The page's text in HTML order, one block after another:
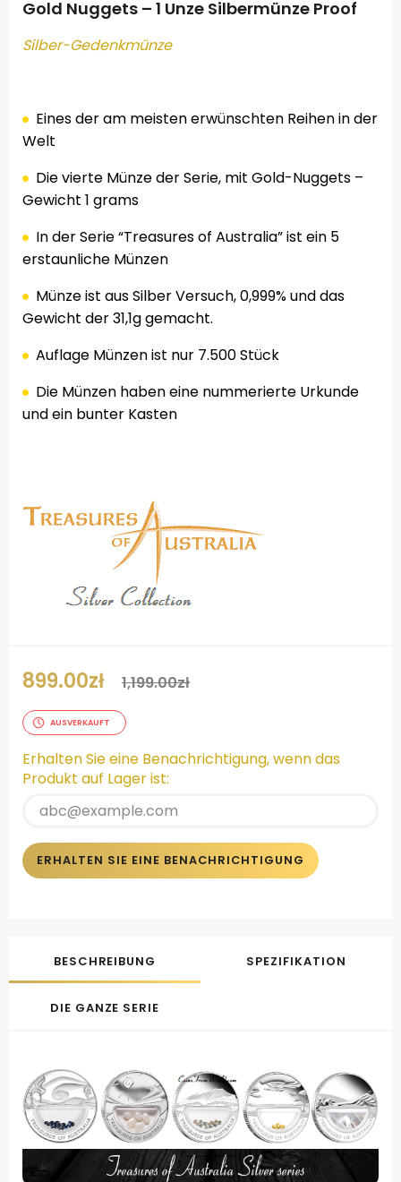
Gold Nuggets – 1 Unze Silbermünze Proof
Silber-Gedenkmünze
Eines der am meisten erwünschten Reihen in der
Welt
Die vierte Münzeder Serie, mit Gold-Nuggets –
Gewicht 1 grams
In der Serie “Treasures of Australia” ist ein 5
erstaunliche Münzen
Münzeist aus SilberVersuch,0,999%und das
Gewicht der31,1ggemacht.
Auflage Münzen ist nur 7.500 Stück
Die Münzen haben eine nummerierte Urkunde
und ein bunter Kasten
899.00zł 1,199.00zł
AUSVERKAUFT
Erhalten Sie eine Benachrichtigung, wenn das
Produkt auf Lager ist:
ERHALTEN SIE EINE BENACHRICHTIGUNG
BESCHREIBUNG SPEZIFIKATION
DIE GANZE SERIE